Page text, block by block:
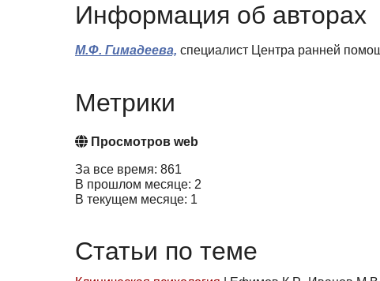
Информация об авторах
М.Ф. Гимадеева, специалист Центра ранней
Метрики
Просмотров web
За все время: 861
В прошлом месяце: 2
В текущем месяце: 1
Статьи по теме